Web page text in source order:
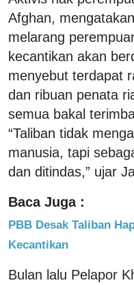
Afghan,
melarang
kecantikan akan
menyebut terdapat
dan ribuan penata
semua bakal
“Taliban tidak
manusia, tapi
dan ditindas,” ujar
Baca Juga :
PBB Desak Taliban
Kecantikan
Bulan lalu Pelapor